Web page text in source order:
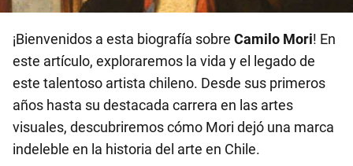
¡Bienvenidos a esta biografía sobre Camilo Mori! En
este artículo, exploraremos la vida y el legado de
este talentoso artista chileno. Desde sus primeros
años hasta su destacada carrera en las artes
visuales, descubriremos cómo Mori dejó una marca
indeleble en la historia del arte en Chile.